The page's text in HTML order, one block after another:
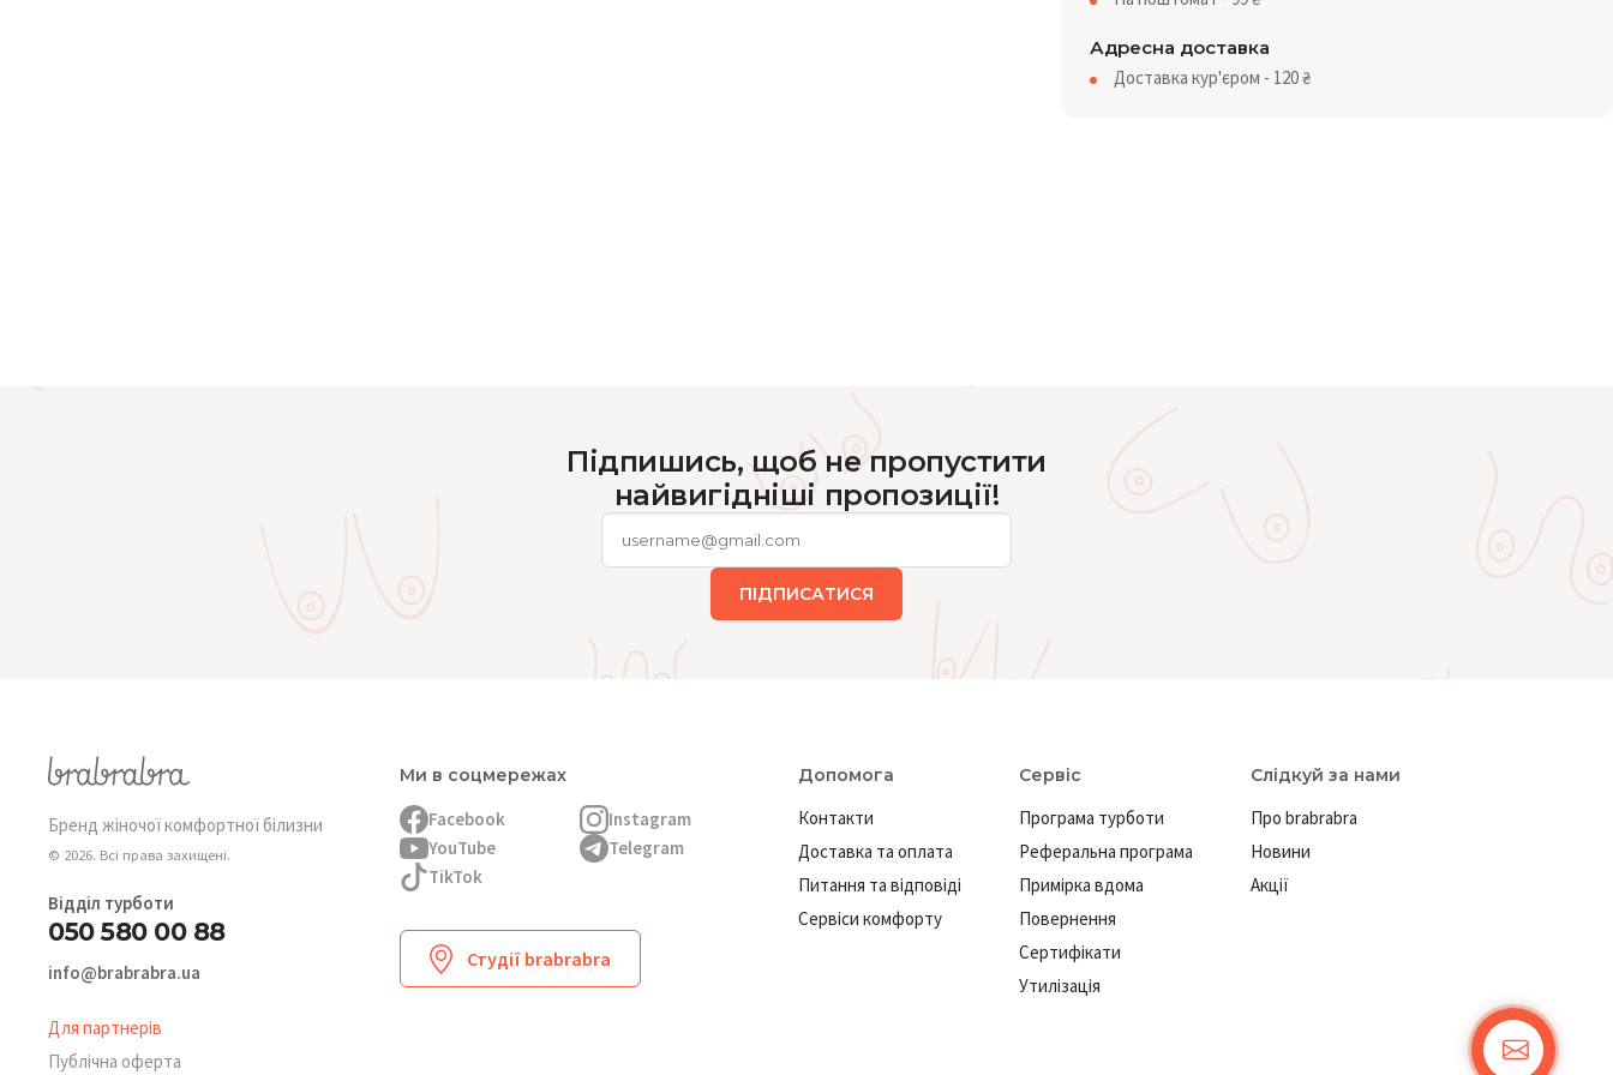
Адресна доставка
Доставка кур'єром - 120₴
Підпишись, щоб не пропустити
найвигідніші пропозиції!
ПІДПИСАТИСЯ
Бренд жіночої комфортної білизни
© 2026. Всі права захищені.
Відділ турботи
050 580 00 88
info@brabrabra.ua
Для партнерів
Публічна оферта
Ми в соцмережах
Facebook
Instagram
YouTube
Telegram
TikTok
Студії brabrabra
Допомога
Контакти
Доставка та оплата
Питання та відповіді
Сервіси комфорту
Сервіс
Програма турботи
Реферальна програма
Примірка вдома
Повернення
Сертифікати
Утилізація
Слідкуй за нами
Про brabrabra
Новини
Акції